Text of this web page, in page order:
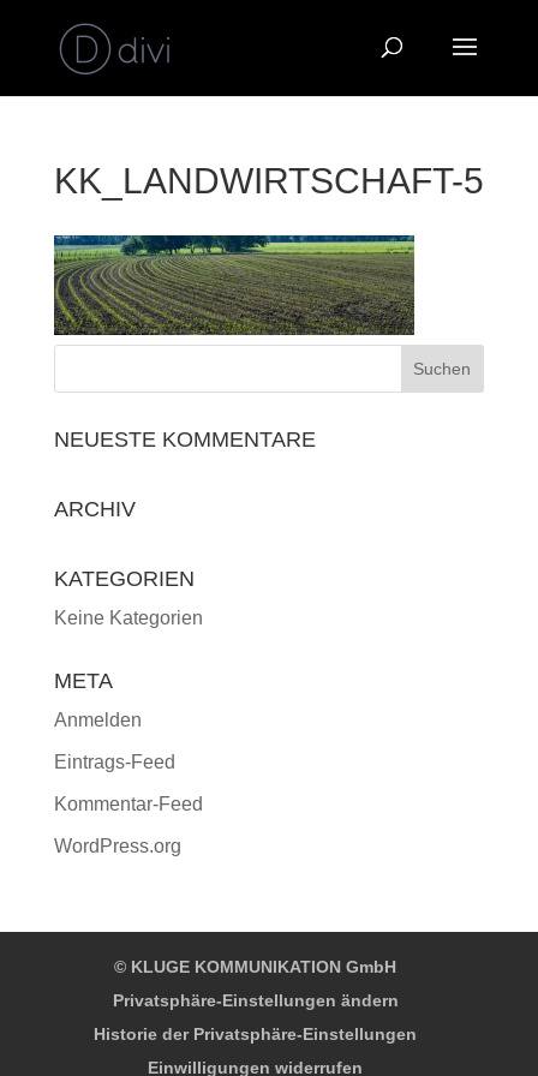
KK_LANDWIRTSCHAFT-5
NEUESTE KOMMENTARE
ARCHIV
KATEGORIEN
Keine Kategorien
META
Anmelden
Eintrags-Feed
Kommentar-Feed
WordPress.org
© KLUGE KOMMUNIKATION GmbH
Privatsphäre-Einstellungen ändern
Historie der Privatsphäre-Einstellungen
Einwilligungen widerrufen